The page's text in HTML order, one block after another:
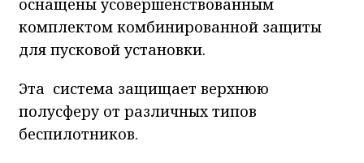
оснащены усовершенствованным
комплектом комбинированной защиты
для пусковой установки.
Эта система защищает верхнюю
полусферу от различных типов
беспилотников.